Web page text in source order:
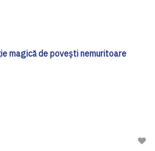
magică de povești nemuritoare